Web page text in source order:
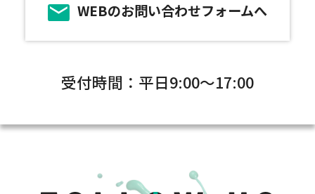
WEBのお問い合わせフォームへ
受付時間：平日9:00～17:00